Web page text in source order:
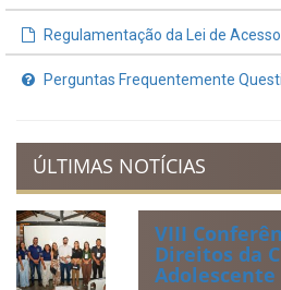
Regulamentação da Lei de
Perguntas Frequentemente
ÚLTIMAS NOTÍCIAS
VIII
Direitos da
Adolescente